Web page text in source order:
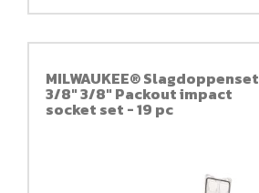
MILWAUKEE® Slagdoppenset
3/8" 3/8" Packout impact
socket set - 19 pc